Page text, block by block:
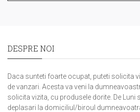
DESPRE NOI
Daca sunteti foarte ocupat, puteti solicita
de vanzari. Acesta va veni la
solicita vizita, cu produsele dorite. De Luni
deplasari la domiciliul/biroul